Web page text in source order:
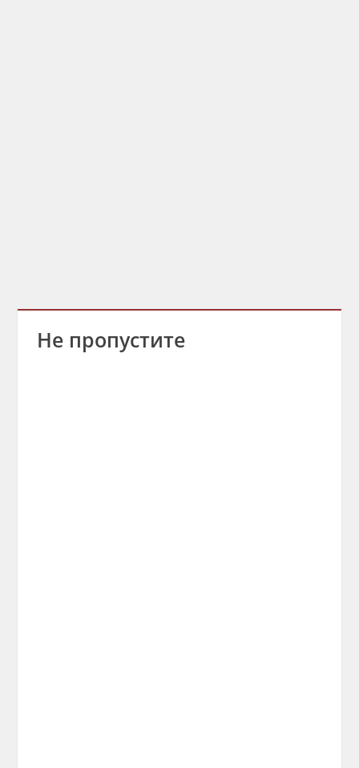
Не пропустите